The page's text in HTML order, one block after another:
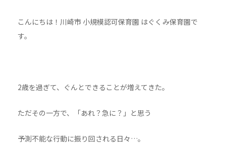
こんにちは！川崎市 小規模認可保育園 はぐくみ保育園で
す。
2歳を過ぎて、ぐんとできることが増えてきた。
ただその一方で、「あれ？急に？」と思う
予測不能な行動に振り回される日々…。